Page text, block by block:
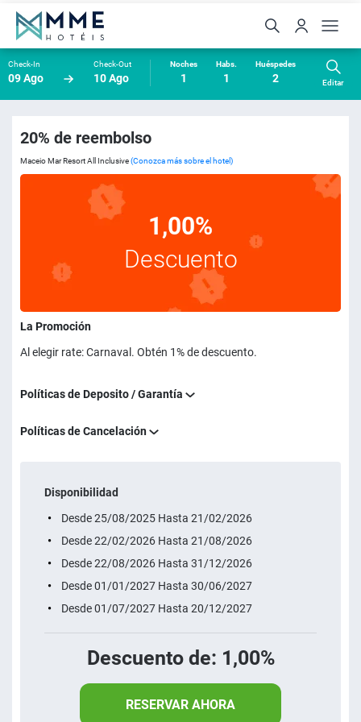
Check-In
09 Ago
Check-Out
10 Ago
Noches
1
Habs.
1
Huéspedes
2 Editar
20% de reembolso
Maceio Mar Resort All Inclusive(Conozca más sobre el hotel)
1,00%
Descuento
La Promoción
Al elegir rate: Carnaval. Obtén 1% de descuento.
Políticas de Deposito / Garantía
Políticas de Cancelación
Disponibilidad
Desde 25/08/2025 Hasta 21/02/2026
Desde 22/02/2026 Hasta 21/08/2026
Desde 22/08/2026 Hasta 31/12/2026
Desde 01/01/2027 Hasta 30/06/2027
Desde 01/07/2027 Hasta 20/12/2027
Descuento de: 1,00%
RESERVAR AHORA